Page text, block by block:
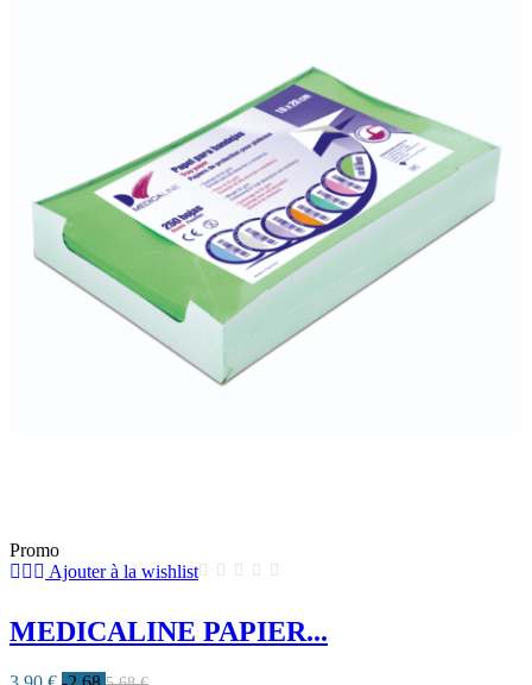
Promo
Ajouter à la wishlist
MEDICALINE PAPIER...